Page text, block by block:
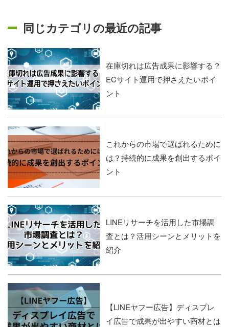
同じカテゴリの最近の記事
在庫切れは広告成果に影響する？
ECサイト運用で押さえたいポイ
ント
これからの市場で選ばれるために
は？持続的に成果を創出するポイ
ント
LINEリサーチを活用した市場調
査とは？活用シーンとメリットを
紹介
【LINEヤフー広告】ディスプレ
イ広告で成果が出やすい商材とは